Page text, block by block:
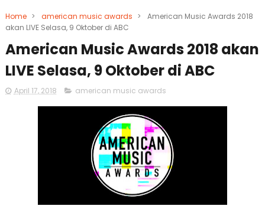
Home > american music awards >
American Music Awards 2018
akan LIVE Selasa, 9 Oktober di ABC
American Music Awards 2018 akan
LIVE Selasa, 9 Oktober di ABC
April 17, 2018 american music awards